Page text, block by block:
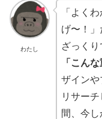
わたし
「よく
げ〜！」
ざっくり
「こん
ザインや
リサー
間、今し